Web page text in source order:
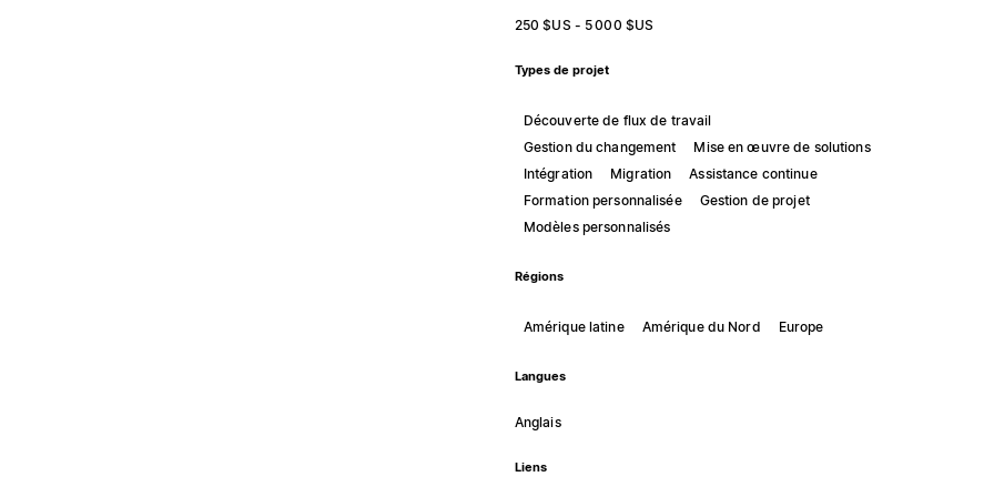
250 $US - 5 000 $US
Types de projet
Découverte de flux de travail
Gestion du changement
Mise en œuvre de solutions
Intégration
Migration
Assistance continue
Formation personnalisée
Gestion de projet
Modèles personnalisés
Régions
Amérique latine Amérique du Nord Europe
Langues
Anglais
Liens